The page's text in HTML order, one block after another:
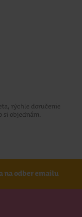
rýchle doručenie
si objednám.
na odber emailu